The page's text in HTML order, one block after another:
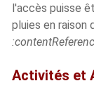
l'accès puisse
pluies en raison
Activités et